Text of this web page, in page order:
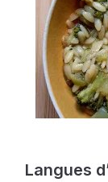
Langues